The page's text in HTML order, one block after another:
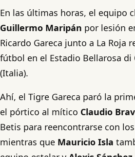
En las últimas horas, el equipo
Guillermo Maripán por lesión
Ricardo Gareca junto a La Roja
fútbol en el Estadio Bellarosa di
(Italia).
Ahí, el Tigre Gareca paró la
el pórtico al mítico Claudio
Betis para reencontrarse con
mientras que Mauricio Isla